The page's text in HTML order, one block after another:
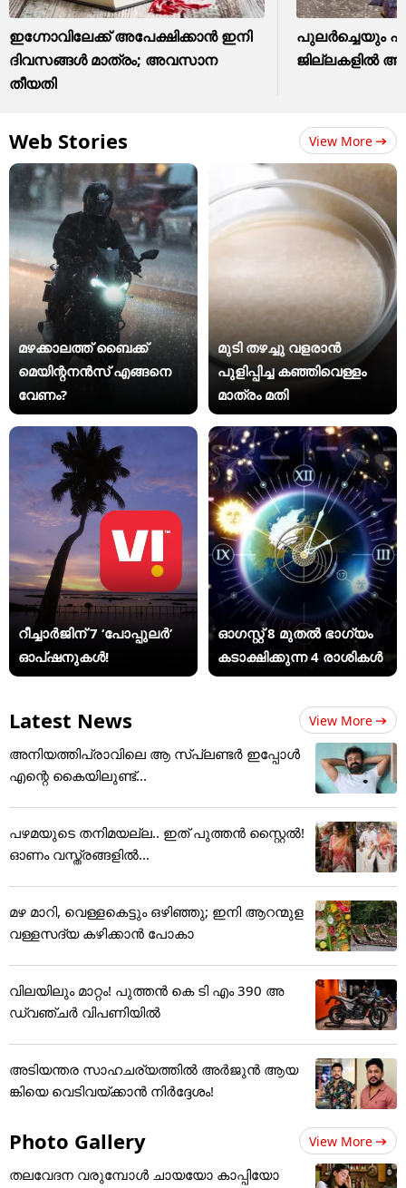
ഇഗ്നോവിലേക്ക് അപേക്ഷിക്കാൻ ഇനി
ദിവസങ്ങൾ മാത്രം; അവസാന
തീയതി
പുലര്‍ച്ചെയും
ജില്ലകളില്‍
Web Stories View More
മഴക്കാലത്ത് ബൈക്ക്
മെയിന്റനൻസ് എങ്ങനെ
വേണം?
മുടി തഴച്ചു വളരാൻ
പുളിപ്പിച്ച കഞ്ഞിവെള്ളം
മാത്രം മതി
റീച്ചാർജിന് 7 ‘പോപ്പുലർ’
ഓപ്ഷനുകൾ!
ഓഗസ്റ്റ് 8 മുതൽ ഭാഗ്യം
കടാക്ഷിക്കുന്ന 4 രാശികൾ
Latest News View More
അനിയത്തിപ്രാവിലെ ആ സ്പ്ലണ്ടർ ഇപ്പോൾ
എന്റെ കൈയിലുണ്ട്...
പഴമയുടെ തനിമയല്ല.. ഇത് പുത്തൻ സ്റ്റൈൽ!
ഓണം വസ്ത്രങ്ങളിൽ...
മഴ മാറി, വെള്ളകെട്ടും ഒഴിഞ്ഞു; ഇനി ആറന്മുള
വള്ളസദ്യ കഴിക്കാൻ പോകാ
വിലയിലും മാറ്റം! പുത്തൻ കെ ടി എം 390 അ
ഡ്വഞ്ചർ വിപണിയിൽ
അടിയന്തര സാഹചര്യത്തിൽ അർജുൻ ആയ
ങ്കിയെ വെടിവയ്ക്കാൻ നിർദ്ദേശം!
Photo Gallery View More
തലവേദന വരുമ്പോൾ ചായയോ കാപ്പിയോ